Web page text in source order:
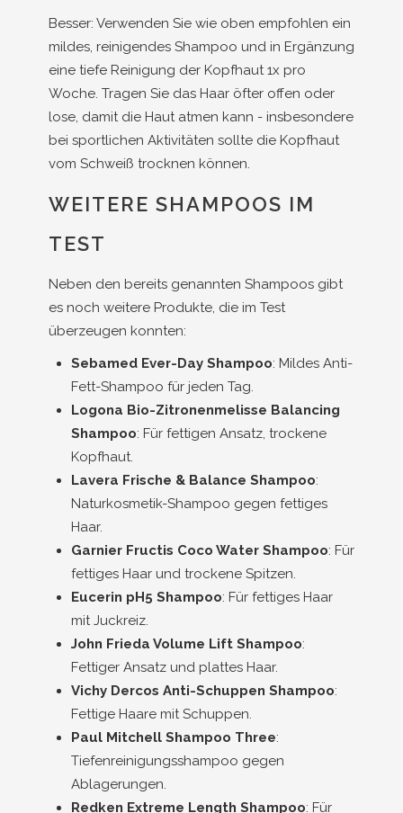
Besser: Verwenden Sie wie oben empfohlen ein
mildes, reinigendes Shampoo und in Ergänzung
eine tiefe Reinigung der Kopfhaut 1x pro
Woche. Tragen Sie das Haar öfter offen oder
lose, damit die Haut atmen kann - insbesondere
bei sportlichen Aktivitäten sollte die Kopfhaut
vom Schweiß trocknen können.
WEITERE SHAMPOOS IM
TEST
Neben den bereits genannten Shampoos gibt
es noch weitere Produkte, die im Test
überzeugen konnten:
Sebamed Ever-Day Shampoo: Mildes Anti-
Fett-Shampoo für jeden Tag.
Logona Bio-Zitronenmelisse Balancing
Shampoo: Für fettigen Ansatz, trockene
Kopfhaut.
Lavera Frische & Balance Shampoo:
Naturkosmetik-Shampoo gegen fettiges
Haar.
Garnier Fructis Coco Water Shampoo: Für
fettiges Haar und trockene Spitzen.
Eucerin pH5 Shampoo: Für fettiges Haar
mit Juckreiz.
John Frieda Volume Lift Shampoo:
Fettiger Ansatz und plattes Haar.
Vichy Dercos Anti-Schuppen Shampoo:
Fettige Haare mit Schuppen.
Paul Mitchell Shampoo Three:
Tiefenreinigungsshampoo gegen
Ablagerungen.
Redken Extreme Length Shampoo: Für